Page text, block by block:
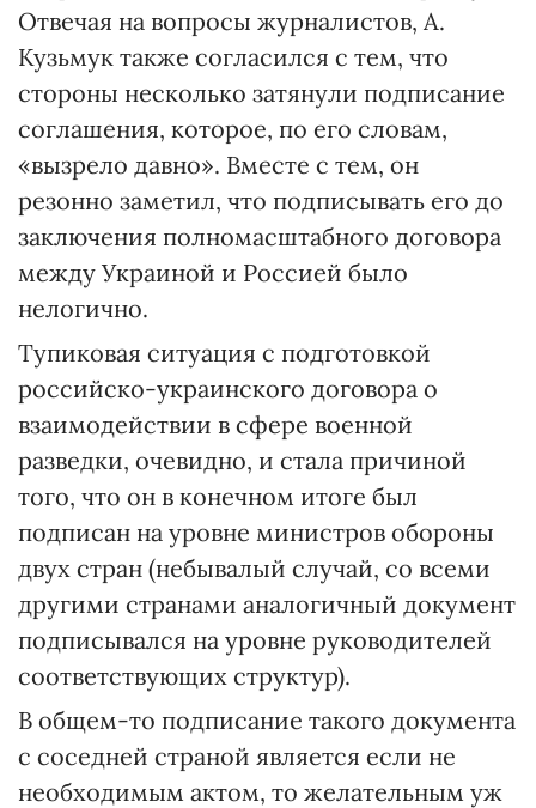
Отвечая на вопросы журналистов, А.
Кузьмук также согласился с тем, что
стороны несколько затянули подписание
соглашения, которое, по его словам,
«вызрело давно». Вместе с тем, он
резонно заметил, что подписывать его до
заключения полномасштабного договора
между Украиной и Россией было
нелогично.
Тупиковая ситуация с подготовкой
российско-украинского договора о
взаимодействии в сфере военной
разведки, очевидно, и стала причиной
того, что он в конечном итоге был
подписан на уровне министров обороны
двух стран (небывалый случай, со всеми
другими странами аналогичный документ
подписывался на уровне руководителей
соответствующих структур).
В общем-то подписание такого документа
с соседней страной является если не
необходимым актом, то желательным уж